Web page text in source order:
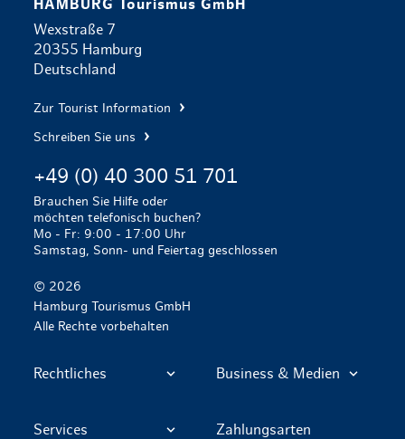
HAMBURG Tourismus GmbH
Wexstraße 7
20355 Hamburg
Deutschland
Zur Tourist Information
Schreiben Sie uns
+49 (0) 40 300 51 701
Brauchen Sie Hilfe oder
möchten telefonisch buchen?
Mo - Fr: 9:00 - 17:00 Uhr
Samstag, Sonn- und Feiertag geschlossen
© 2026
Hamburg Tourismus GmbH
Alle Rechte vorbehalten
Rechtliches Business & Medien
Services Zahlungsarten